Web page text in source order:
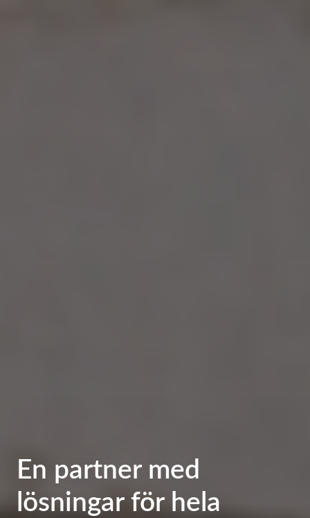
En partner med
lösningar för hela